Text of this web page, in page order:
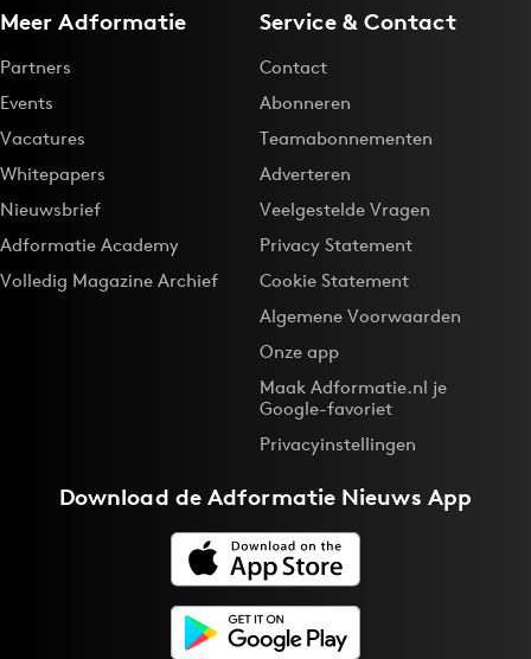
Partners
Topics
Artificial Intelligence
Bureaus
Campagnes
Carriere
Contentmarketing
Craft
Effectiviteit
Influencer marketing
Interne communicatie
Meer Adformatie
Partners
Events
Vacatures
Whitepapers
Nieuwsbrief
Adformatie Academy
Volledig Magazine Archief
Service & Contact
Contact
Abonneren
Teamabonnementen
Adverteren
Veelgestelde Vragen
Privacy Statement
Cookie Statement
Algemene Voorwaarden
Onze app
Maak Adformatie.nl je
Google-favoriet
Privacyinstellingen
Download deAdformatie Nieuws App